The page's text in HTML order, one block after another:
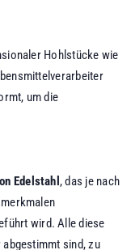
Hohlstücke wie
um die
Edelstahl , das je nach
wird. Alle diese
sind, zu